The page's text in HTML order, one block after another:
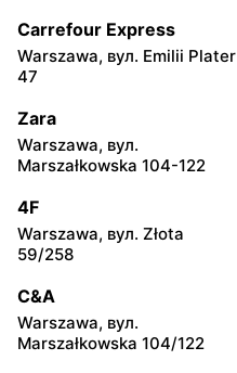
Jysk
Grodzisk Mazowiecki, вул.
Jysk
Grójec, вул. Armii Krajowej
Jysk
Sochaczew, вул. Wójtówka
Jysk
Płońsk, вул. Warszawska
Carrefour Express
Warszawa, вул. Emilii Plater
47
Zara
Warszawa, вул.
Marszałkowska 104-122
4F
Warszawa, вул. Złota
59/258
C&A
Warszawa, вул.
Marszałkowska 104/122